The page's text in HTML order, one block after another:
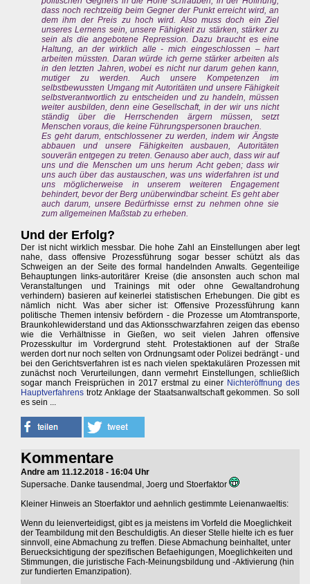
dass noch rechtzeitig beim Gegner der Punkt erreicht wird, an
dem ihm der Preis zu hoch wird. Also muss doch ein Ziel
unseres Lernens sein, unsere Fähigkeit zu stärken, stärker zu
sein als die angebotene Repression. Dazu braucht es eine
Haltung, an der wirklich alle - mich eingeschlossen – hart
arbeiten müssten. Daran würde ich gerne stärker arbeiten als
in den letzten Jahren, wobei es nicht nur darum gehen kann,
mutiger zu werden. Auch unsere Kompetenzen im
selbstbewussten Umgang mit Autoritäten und unsere Fähigkeit
selbstverantwortlich zu entscheiden und zu handeln, müssen
weiter ausbilden, denn eine Gesellschaft, in der wir uns nicht
ständig über die Herrschenden ärgern müssen, setzt
Menschen voraus, die keine Führungspersonen brauchen.
Es geht darum, entschlossener zu werden, indem wir Ängste
abbauen und unsere Fähigkeiten ausbauen, Autoritäten
souverän entgegen zu treten. Genauso aber auch, dass wir auf
uns und die Menschen um uns herum Acht geben; dass wir
uns auch über das austauschen, was uns widerfahren ist und
uns möglicherweise in unserem weiteren Engagement
behindert, bevor der Berg unüberwindbar scheint. Es geht aber
auch darum, unsere Bedürfnisse ernst zu nehmen ohne sie
zum allgemeinen Maßstab zu erheben.
Und der Erfolg?
Der ist nicht wirklich messbar. Die hohe Zahl an Einstellungen aber legt
nahe, dass offensive Prozessführung sogar besser schützt als das
Schweigen an der Seite des formal handelnden Anwalts. Gegenteilige
Behauptungen links-autoritärer Kreise (die ansonsten auch schon mal
Veranstaltungen und Trainings mit oder ohne Gewaltandrohung
verhindern) basieren auf keinerlei statistischen Erhebungen. Die gibt es
nämlich nicht. Was aber sicher ist: Offensive Prozessführung kann
politische Themen intensiv befördern - die Prozesse um Atomtransporte,
Braunkohlewiderstand und das Aktionsschwarzfahren zeigen das ebenso
wie die Verhältnisse in Gießen, wo seit vielen Jahren offensive
Prozesskultur im Vordergrund steht. Protestaktionen auf der Straße
werden dort nur noch selten von Ordnungsamt oder Polizei bedrängt - und
bei den Gerichtsverfahren ist es nach vielen spektakulären Prozessen mit
zunächst noch Verurteilungen, dann vermehrt Einstellungen, schließlich
sogar manch Freisprüchen in 2017 erstmal zu einer Nichteröffnung des
Hauptverfahrens trotz Anklage der Staatsanwaltschaft gekommen. So soll
es sein ...
Kommentare
Andre am 11.12.2018 - 16:04 Uhr
Supersache. Danke tausendmal, Joerg und Stoerfaktor
Kleiner Hinweis an Stoerfaktor und aehnlich gestimmte Leienanwaeltis:
Wenn du leienverteidigst, gibt es ja meistens im Vorfeld die Moeglichkeit
der Teambildung mit den Beschuldigtis. An dieser Stelle hielte ich es fuer
sinnvoll, eine Abmachung zu treffen. Diese Abmachung beinhaltet, unter
Beruecksichtigung der spezifischen Befaehigungen, Moeglichkeiten und
Stimmungen, die juristische Fach-Meinungsbildung und -Aktivierung (hin
zur fundierten Emanzipation).